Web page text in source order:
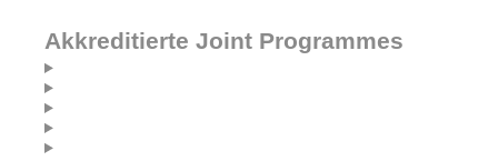
Akkreditierte Joint Programmes